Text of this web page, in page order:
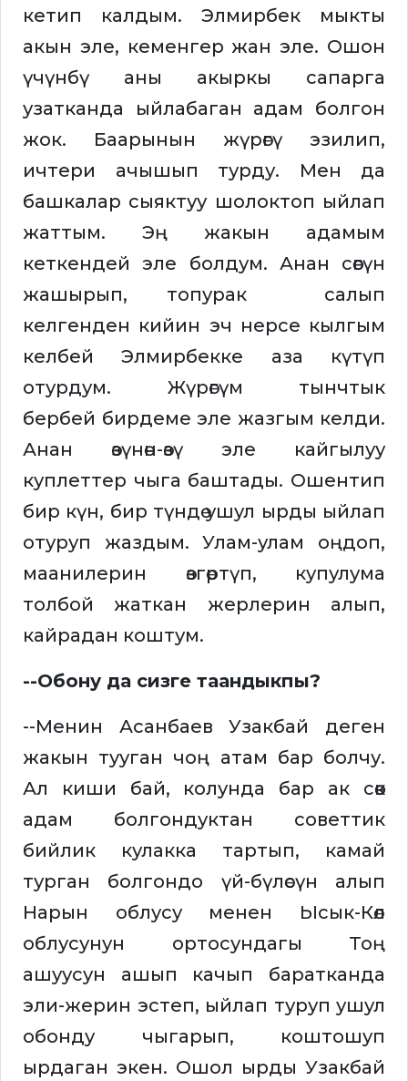
кетип калдым. Элмирбек мыкты
акын эле, кеменгер жан эле. Ошон
үчүнбү аны акыркы сапарга
узатканда ыйлабаган адам болгон
жок. Баарынын жүрөгү эзилип,
ичтери ачышып турду. Мен да
башкалар сыяктуу шолоктоп ыйлап
жаттым. Эң жакын адамым
кеткендей эле болдум. Анан сөөгүн
жашырып, топурак салып
келгенден кийин эч нерсе кылгым
келбей Элмирбекке аза күтүп
отурдум. Жүрөгүм тынчтык
бербей бирдеме эле жазгым келди.
Анан өзүнөн-өзү эле кайгылуу
куплеттер чыга баштады. Ошентип
бир күн, бир түндө ушул ырды ыйлап
отуруп жаздым. Улам-улам оңдоп,
маанилерин өзгөртүп, купулума
толбой жаткан жерлерин алып,
кайрадан коштум.
--Обону да сизге таандыкпы?
--Менин Асанбаев Узакбай деген
жакын тууган чоң атам бар болчу.
Ал киши бай, колунда бар ак сөөк
адам болгондуктан советтик
бийлик кулакка тартып, камай
турган болгондо үй-бүлөсүн алып
Нарын облусу менен Ысык-Көл
облусунун ортосундагы Тоң
ашуусун ашып качып баратканда
эли-жерин эстеп, ыйлап туруп ушул
обонду чыгарып, коштошуп
ырдаган экен. Ошол ырды Узакбай